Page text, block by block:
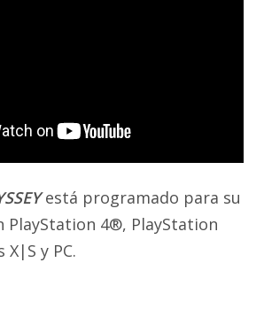
está programado para su
PlayStation 4®, PlayStation
X|S y PC.